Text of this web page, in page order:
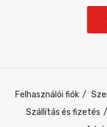
Felhasználói fiók
Szállítás és fizetés